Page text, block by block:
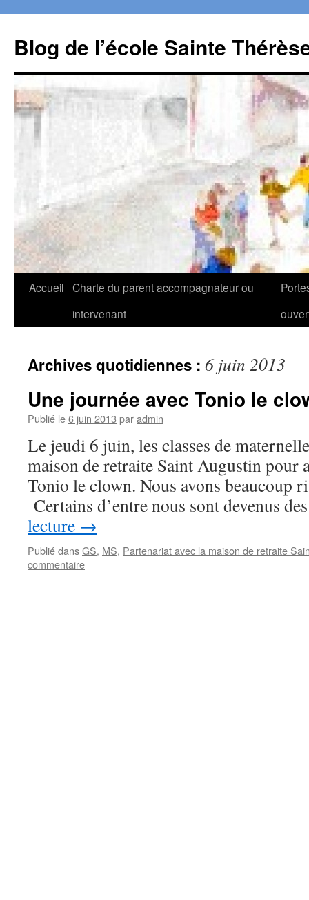
contenu
Blog de l’école Sainte
Accueil Charte du parent accompagnateur ou
intervenant
Archives quotidiennes : 6 juin 2013
Une journée avec Tonio le
Publié le6 juin 2013 paradmin
Le jeudi 6 juin, les classes de
maison de retraite Saint Augustin pour
Tonio le clown. Nous avons beaucoup
Certains d’entre nous sont devenus
lecture →
Publié dansGS, MS, Partenariat avec la maison de retraite
commentaire